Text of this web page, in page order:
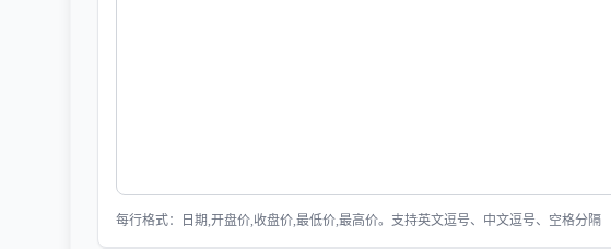
每行格式：日期,开盘价,收盘价,最低价,最高价。支持英文逗号、中文逗号、空格分隔